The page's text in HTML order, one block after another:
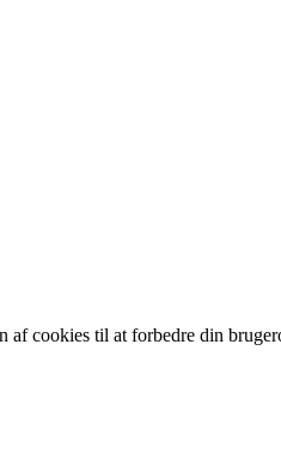
af cookies til at forbedre din